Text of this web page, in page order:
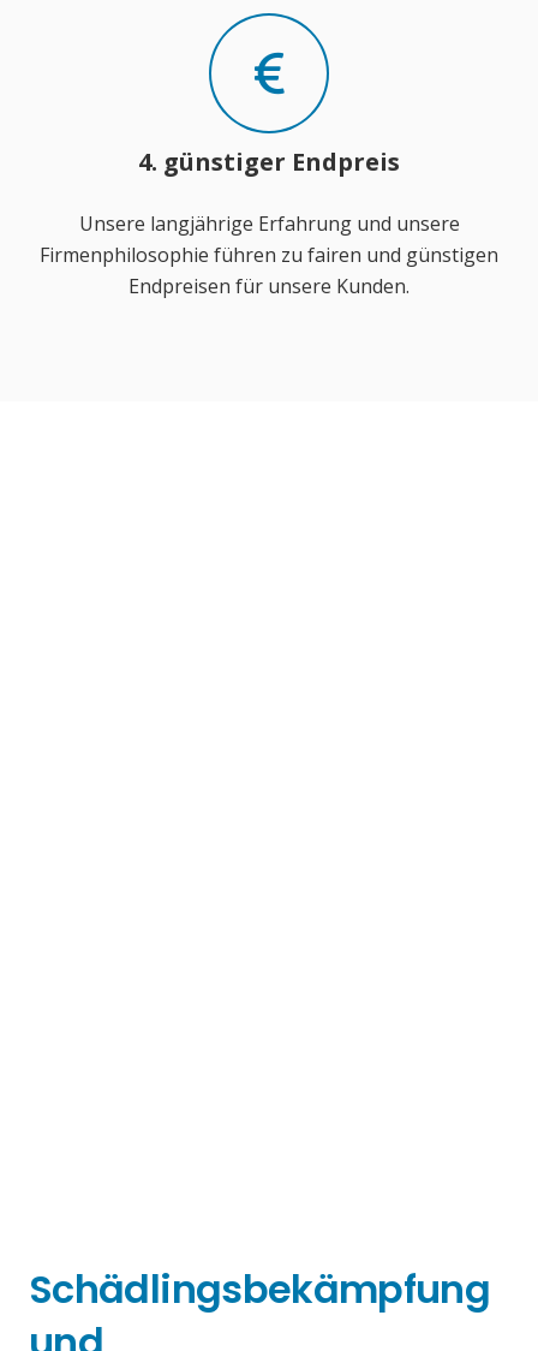
4. günstiger Endpreis
Unsere langjährige Erfahrung und unsere
Firmenphilosophie führen zu fairen und günstigen
Endpreisen für unsere Kunden.
Schädlingsbekämpfung